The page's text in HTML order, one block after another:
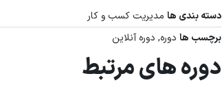
دسته بندی ها مدیریت کسب و کار
برچسب ها دوره, دوره آنلاین
دوره های مرتبط